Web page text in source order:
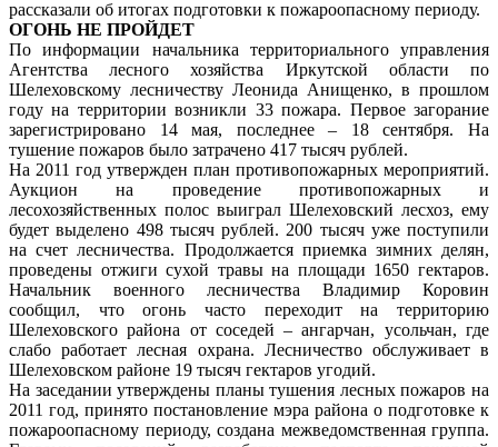
рассказали об итогах подготовки к пожароопасному периоду.
ОГОНЬ НЕ ПРОЙДЕТ
По информации начальника территориального управления
Агентства лесного хозяйства Иркутской области по
Шелеховскому лесничеству Леонида Анищенко, в прошлом
году на территории возникли 33 пожара. Первое загорание
зарегистрировано 14 мая, последнее – 18 сентября. На
тушение пожаров было затрачено 417 тысяч рублей.
На 2011 год утвержден план противопожарных мероприятий.
Аукцион на проведение противопожарных и
лесохозяйственных полос выиграл Шелеховский лесхоз, ему
будет выделено 498 тысяч рублей. 200 тысяч уже поступили
на счет лесничества. Продолжается приемка зимних делян,
проведены отжиги сухой травы на площади 1650 гектаров.
Начальник военного лесничества Владимир Коровин
сообщил, что огонь часто переходит на территорию
Шелеховского района от соседей – ангарчан, усольчан, где
слабо работает лесная охрана. Лесничество обслуживает в
Шелеховском районе 19 тысяч гектаров угодий.
На заседании утверждены планы тушения лесных пожаров на
2011 год, принято постановление мэра района о подготовке к
пожароопасному периоду, создана межведомственная группа.